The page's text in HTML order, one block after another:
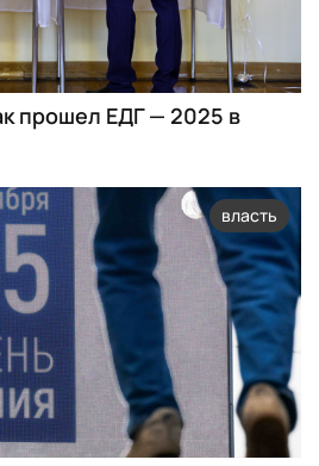
прошел ЕДГ — 2025 в
власть